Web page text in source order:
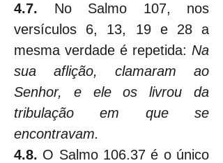
4.7. No Salmo 107, nos
versículos 6, 13, 19 e 28 a
mesma verdade é repetida: Na
sua aflição, clamaram ao
Senhor, e ele os livrou da
tribulação em que se
encontravam.
4.8. O Salmo 106.37 é o único